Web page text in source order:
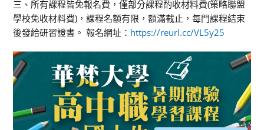
三、所有課程皆免報名費，僅部分課程酌收材料費(策略聯盟
學校免收材料費)，課程名額有限，額滿截止，每門課程結束
後發給研習證書。 報名網址： https://reurl.cc/VL5y25